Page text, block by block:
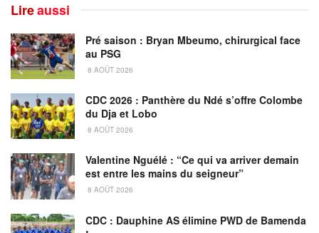
Lireaussi
Pré saison : Bryan Mbeumo, chirurgical face
au PSG
8 AOÛT 2026
CDC 2026 : Panthère du Ndé s’offre Colombe
du Dja et Lobo
8 AOÛT 2026
Valentine Nguélé : “Ce qui va arriver demain
est entre les mains du seigneur”
8 AOÛT 2026
CDC : Dauphine AS élimine PWD de Bamenda